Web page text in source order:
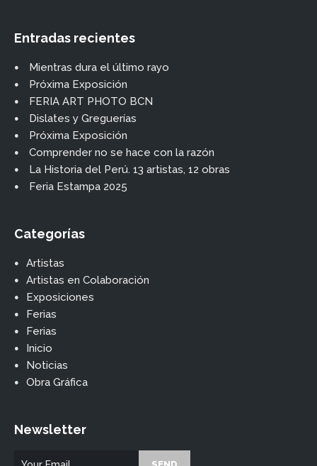
Entradas recientes
Mientras dura el último rayo
Próxima Exposición
FERIA ART PHOTO BCN
Dislates y Greguerías
Próxima Exposición
Comprender no se hace con la razón
La Historia del Perú. 13 artistas, 12 obras
Feria Estampa 2025
Categorías
Artistas
Artistas en Colaboración
Exposiciones
Ferias
Ferias
Inicio
Noticias
Obra Gráfica
Newsletter